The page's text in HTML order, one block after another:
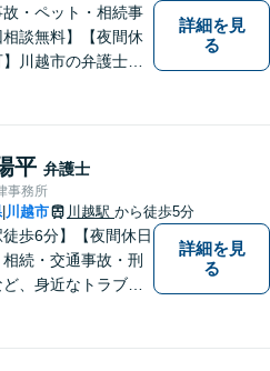
故・ペット・相続事
談無料】【夜間休
川越市の弁護士で
詳細を見
る
平 弁護士
事務所
| 川越市 川越駅 から徒歩5分
徒歩6分】【夜間休日
続・交通事故・刑
、身近なトラブル
詳細を見
る